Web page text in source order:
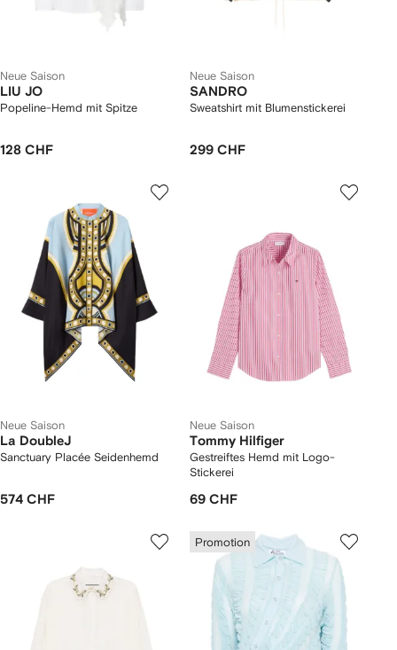
Neue Saison
LIU JO
Popeline-Hemd mit Spitze
128 CHF
Neue Saison
SANDRO
Sweatshirt mit Blumenstickerei
299 CHF
Neue Saison
La DoubleJ
Sanctuary Placée Seidenhemd
574 CHF
Neue Saison
Tommy Hilfiger
Gestreiftes Hemd mit Logo-
Stickerei
69 CHF
Promotion